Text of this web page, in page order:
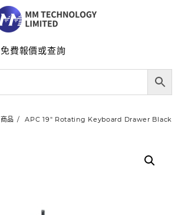
免費報價或查詢
商品 APC 19″ Rotating Keyboard Drawer Black